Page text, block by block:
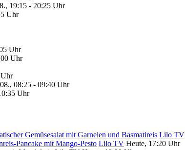
19:15 - 20:25 Uhr
Uhr
Uhr
Uhr
08:25 - 09:40 Uhr
Uhr
Gemüsesalat mit Garnelen und Basmatireis Lilo TV
Pancake mit Mango-Pesto Lilo TV Heute, 17:20 Uhr